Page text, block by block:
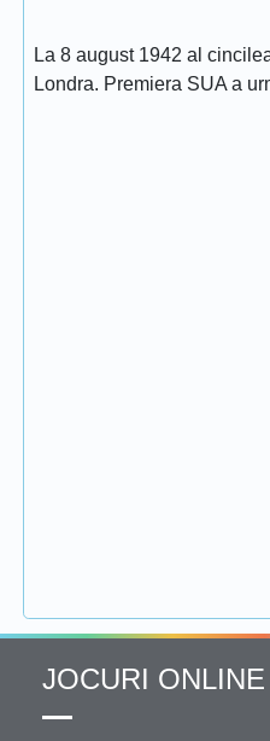
La 8 august 1942 al
Londra. Premiera SUA a
JOCURI ONLINE